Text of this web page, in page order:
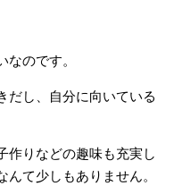
のです。
だし、自分に向いている
作りなどの趣味も充実し
て少しもありません。